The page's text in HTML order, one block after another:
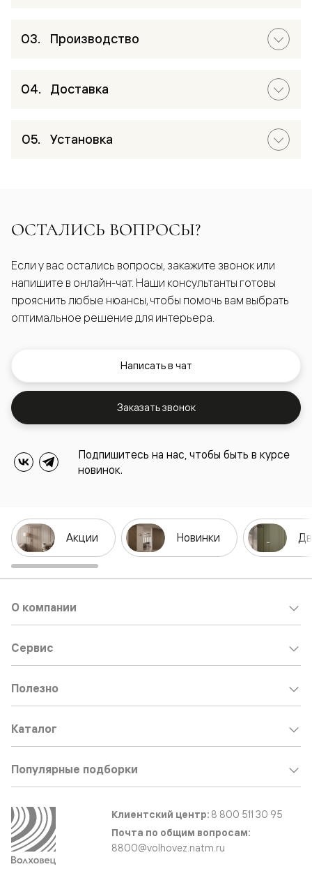
Производство
Доставка
Установка
ОСТАЛИСЬ ВОПРОСЫ?
Если у вас остались вопросы, закажите звонок или
напишите в онлайн-чат. Наши консультанты готовы
прояснить любые нюансы, чтобы помочь вам выбрать
оптимальное решение для интерьера.
Написать в чат
Заказать звонок
Подпишитесь на нас, чтобы быть в курсе
новинок.
Акции Новинки
О компании
Сервис
Полезно
Каталог
Популярные подборки
Клиентский центр: 8 800 511 30 95
Почта по общим вопросам:
8800@volhovez.natm.ru